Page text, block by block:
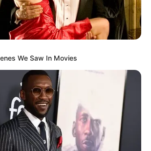
ansprechendes Stadtbild. Besonders
sind zudem die Ausstellung über
Bach und das
Museum im Schloss.
unter
www.koethen-anhalt.de
und Burgen als Ausflugsziele für
Wörlitz sind auch unter
Schlösser in S
und
Burgen in Sachsen-Anhalt
zu allen Ausflugszielen und
in und um
Oranienbaum-Wörlit
We Saw In Movies